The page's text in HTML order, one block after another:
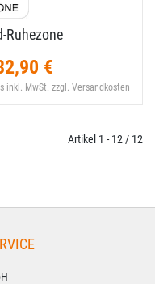
​Ruhezone
€
inkl. MwSt. zzgl. Versandkosten
Artikel 1 - 12 / 12